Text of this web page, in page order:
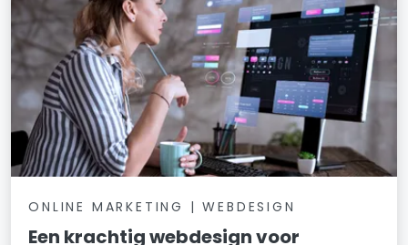
ONLINE MARKETING | WEBDESIGN
Een krachtig webdesign voor